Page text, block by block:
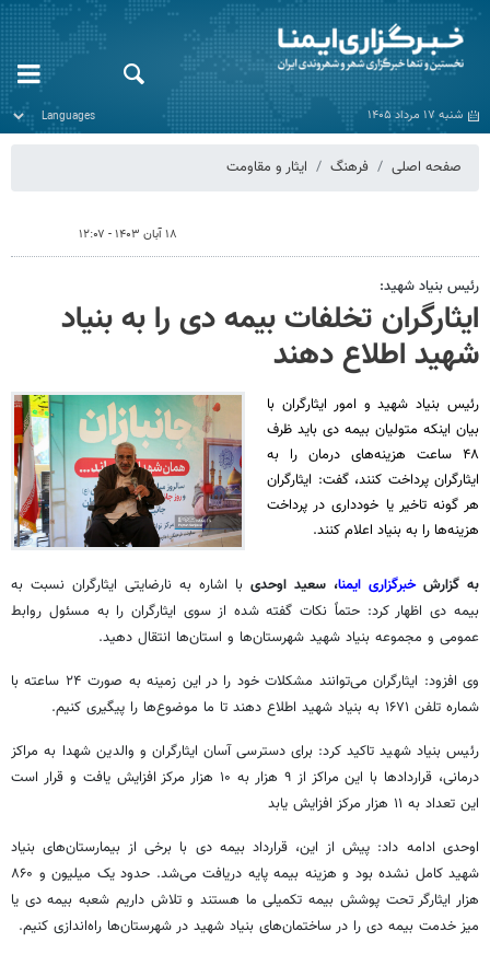
شنبه ۱۷ مرداد ۱۴۰۵
صفحه اصلی فرهنگ ایثار و مقاومت
۱۸ آبان ۱۴۰۳ - ۱۲:۰۷
رئیس بنیاد شهید:
ایثارگران تخلفات بیمه دی را به بنیاد
شهید اطلاع دهند
رئیس بنیاد شهید و امور ایثارگران با
بیان اینکه متولیان بیمه دی باید ظرف
۴۸ ساعت هزینه‌های درمان را به
ایثارگران پرداخت کنند، گفت: ایثارگران
هر گونه تاخیر یا خودداری در پرداخت
هزینه‌ها را به بنیاد اعلام کنند.
به گزارشخبرگزاری ایمنا، سعید اوحدی با اشاره به نارضایتی ایثارگران نسبت به
بیمه دی اظهار کرد: حتماً نکات گفته شده از سوی ایثارگران را به مسئول روابط
عمومی و مجموعه بنیاد شهید شهرستان‌ها و استان‌ها انتقال دهید.
وی افزود: ایثارگران می‌توانند مشکلات خود را در این زمینه به صورت ۲۴ ساعته با
شماره تلفن ۱۶۷۱ به بنیاد شهید اطلاع دهند تا ما موضوع‌ها را پیگیری کنیم.
رئیس بنیاد شهید تاکید کرد: برای دسترسی آسان ایثارگران و والدین شهدا به مراکز
درمانی، قراردادها با این مراکز از ۹ هزار به ۱۰ هزار مرکز افزایش یافت و قرار است
این تعداد به ۱۱ هزار مرکز افزایش یابد
اوحدی ادامه داد: پیش از این، قرارداد بیمه دی با برخی از بیمارستان‌های بنیاد
شهید کامل نشده بود و هزینه بیمه پایه دریافت می‌شد. حدود یک میلیون و ۸۶۰
هزار ایثارگر تحت پوشش بیمه تکمیلی ما هستند و تلاش داریم شعبه بیمه دی یا
میز خدمت بیمه دی را در ساختمان‌های بنیاد شهید در شهرستان‌ها راه‌اندازی کنیم.